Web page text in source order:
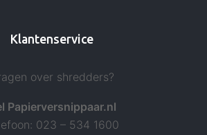
Klantenservice
over shredders?
Papierversnippaar.nl
023 – 534 1600